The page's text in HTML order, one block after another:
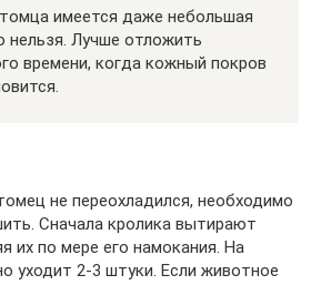
имеется даже небольшая
нельзя. Лучше отложить
времени, когда кожный покров
не переохладился, необходимо
Сначала кролика вытирают
их по мере его намокания. На
уходит 2-3 штуки. Если животное